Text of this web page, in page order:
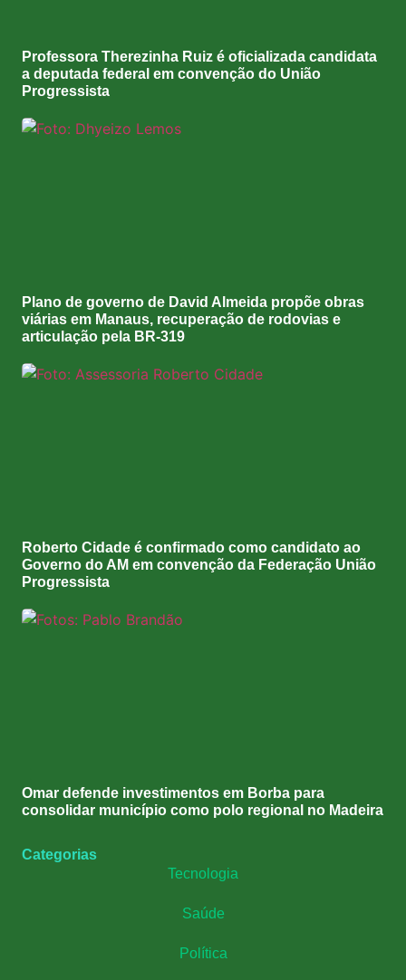
Professora Therezinha Ruiz é oficializada candidata
a deputada federal em convenção do União
Progressista
Plano de governo de David Almeida propõe obras
viárias em Manaus, recuperação de rodovias e
articulação pela BR-319
Roberto Cidade é confirmado como candidato ao
Governo do AM em convenção da Federação União
Progressista
Omar defende investimentos em Borba para
consolidar município como polo regional no Madeira
Categorias
Tecnologia
Saúde
Política